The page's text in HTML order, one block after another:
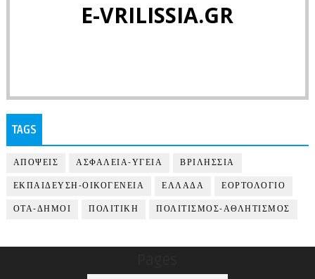
E-VRILISSIA.GR
TAGS
ΑΠΟΨΕΙΣ ΑΣΦΑΛΕΙΑ-ΥΓΕΙΑ ΒΡΙΛΗΣΣΙΑ
ΕΚΠΑΙΔΕΥΣΗ-ΟΙΚΟΓΕΝΕΙΑ ΕΛΛΑΔΑ ΕΟΡΤΟΛΟΓΙΟ
ΟΤΑ-ΔΗΜΟΙ ΠΟΛΙΤΙΚΗ ΠΟΛΙΤΙΣΜΟΣ-ΑΘΛΗΤΙΣΜΟΣ